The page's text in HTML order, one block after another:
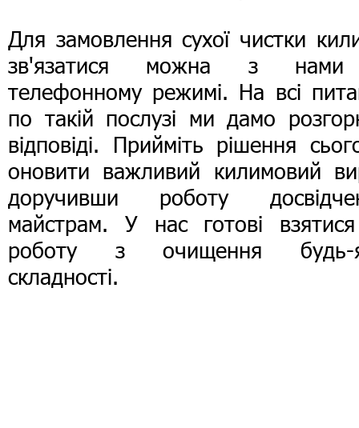
Для замовлення сухої чистки
зв'язатися можна з
телефонному режимі. На всі
по такій послузі ми дамо
відповіді. Прийміть рішення
оновити важливий килимовий
доручивши роботу
майстрам. У нас готові
роботу з очищення будь-
складності.